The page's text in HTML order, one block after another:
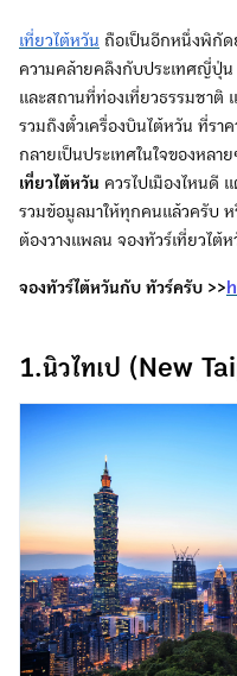
เที่ยวไต้หวัน ถือเป็นอีกหนึ่งพิกั
ความคล้ายคลึงกับประเทศญี่ปุ่น
และสถานที่ท่องเที่ยวธรรมชาติ
รวมถึงตั๋วเครื่องบินไต้หวัน ที่รา
กลายเป็นประเทศในใจของหลา
เที่ยวไต้หวัน ควรไปเมืองไหนดี แ
รวมข้อมูลมาให้ทุกคนแล้วครับ ห
ต้องวางแพลน จองทัวร์เที่ยวไต้
จองทัวร์ไต้หวันกับ ทัวร์ครับ >>
1.นิวไทเป (New